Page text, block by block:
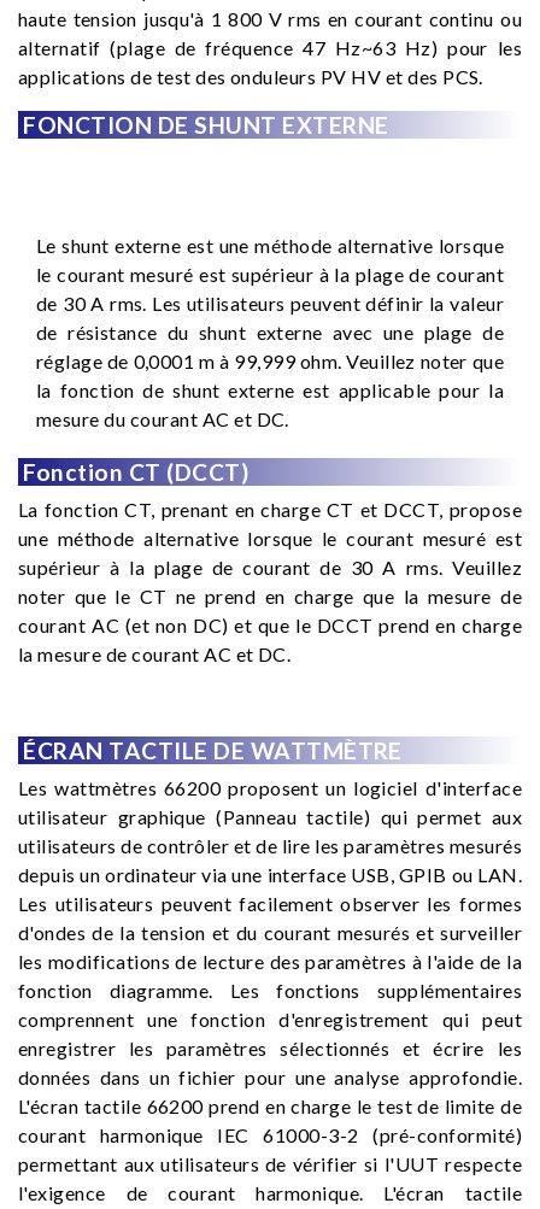
haute tension jusqu'à 1 800 V rms en courant continu ou
alternatif (plage de fréquence 47 Hz~63 Hz) pour les
applications de test des onduleurs PV HV et des PCS.
FONCTION DE SHUNT EXTERNE
Le shunt externe est une méthode alternative lorsque
le courant mesuré est supérieur à la plage de courant
de 30 A rms. Les utilisateurs peuvent définir la valeur
de résistance du shunt externe avec une plage de
réglage de 0,0001 m à 99,999 ohm. Veuillez noter que
la fonction de shunt externe est applicable pour la
mesure du courant AC et DC.
Fonction CT (DCCT)
La fonction CT, prenant en charge CT et DCCT, propose
une méthode alternative lorsque le courant mesuré est
supérieur à la plage de courant de 30 A rms. Veuillez
noter que le CT ne prend en charge que la mesure de
courant AC (et non DC) et que le DCCT prend en charge
la mesure de courant AC et DC.
ÉCRAN TACTILE DE WATTMÈTRE
Les wattmètres 66200 proposent un logiciel d'interface
utilisateur graphique (Panneau tactile) qui permet aux
utilisateurs de contrôler et de lire les paramètres mesurés
depuis un ordinateur via une interface USB, GPIB ou LAN.
Les utilisateurs peuvent facilement observer les formes
d'ondes de la tension et du courant mesurés et surveiller
les modifications de lecture des paramètres à l'aide de la
fonction diagramme. Les fonctions supplémentaires
comprennent une fonction d'enregistrement qui peut
enregistrer les paramètres sélectionnés et écrire les
données dans un fichier pour une analyse approfondie.
L'écran tactile 66200 prend en charge le test de limite de
courant harmonique IEC 61000-3-2 (pré-conformité)
permettant aux utilisateurs de vérifier si l'UUT respecte
l'exigence de courant harmonique. L'écran tactile